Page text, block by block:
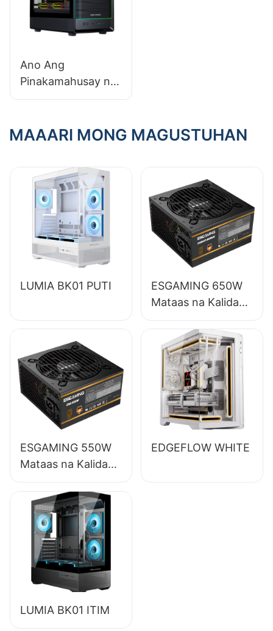
Ano Ang
Pinakamahusay na
Paraan Upang
Pagpapanatili ng
MAAARI MONG MAGUSTUHAN
LUMIA BK01 PUTI
ESGAMING 650W
Mataas na Kalidad
85% na Kahusayan
Buong Module 80+
Bronze na Suplay
ng Kuryente para
sa Desktop PC
ESB650W
ESGAMING 550W
Mataas na Kalidad
85% na Kahusayan
80+ Bronze na
Suplay ng Kuryente
para sa Desktop PC
ESB550W
EDGEFLOW WHITE
LUMIA BK01 ITIM